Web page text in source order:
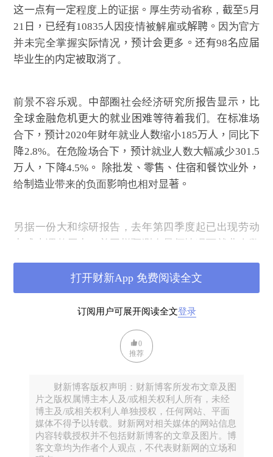
这一点有一定程度上的证据 。 厚生劳动省称， 截至5月
21日，已经有10835人 因疫情被解雇或解聘。 因为官方
并未完全掌握实际情况 ，预计会更多 。还有98名应届
毕业生的内定被取消了。
前景不容乐观。 中部圈社会经济研究所报告显示，比
全球金融危机更大的就业困难等待着我们 。 在标准场
合下，预计2020年财年就业人数缩小185万人， 同比下
降2.8%。在危险场合下，预计就业人数大幅减少301 .5
万人，下降4.5%。 除批发、零售、住宿和餐饮业外，
给制造业带来的负面影响也相对显著。
另据一份大和综研报告，去年第四季度起已出现劳动
力成本调整压力，并同样预测在最坏情况下就业人数
就有4000人住在网吧，这就是所谓的“网吧难民
一人群一瞬间可能变成无家可归
以去暂时避难的卡拉OK和24小时营业的连锁店都正在
订阅用户可展开阅读全文登录
打开财新App 免费阅读全文
0
推荐
财新博客版权声明：财新博客所发布文章及图
片之版权属博主本人及/或相关权利人所有，未经
博主及/或相关权利人单独授权，任何网站、平面
媒体不得予以转载。财新网对相关媒体的网站信息
内容转载授权并不包括财新博客的文章及图片。博
客文章均为作者个人观点，不代表财新网的立场和